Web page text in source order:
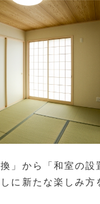
換」から「和室の設
に新たな楽しみ方